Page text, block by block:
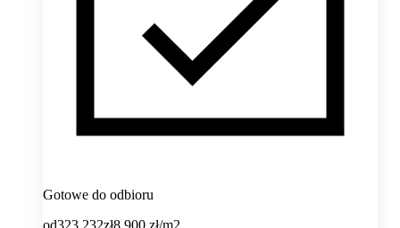
Gotowe do odbioru
od323 232zł8 900 zł/m2